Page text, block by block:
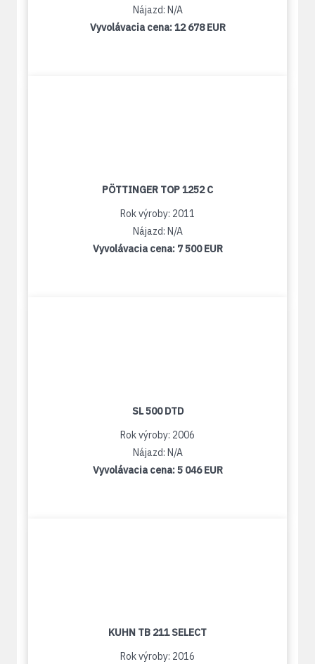
Nájazd: N/A
Vyvolávacia cena:12 678 EUR
PÖTTINGER TOP 1252 C
Rok výroby: 2011
Nájazd: N/A
Vyvolávacia cena: 7 500 EUR
SL 500 DTD
Rok výroby: 2006
Nájazd: N/A
Vyvolávacia cena:5 046 EUR
KUHN TB 211 SELECT
Rok výroby: 2016